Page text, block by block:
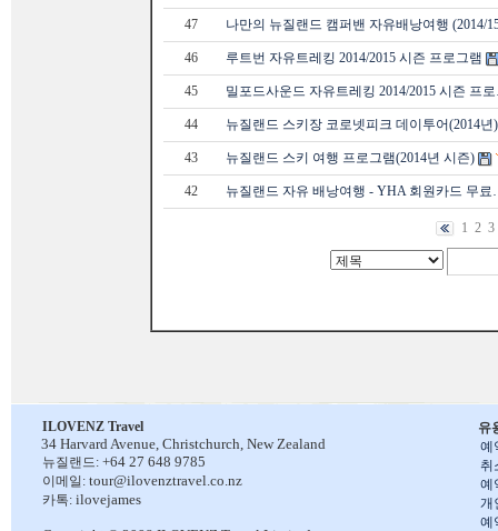
47 나만의 뉴질랜드 캠퍼밴 자유배낭여행 (2014/
46 루트번 자유트레킹 2014/2015 시즌 프로그램
45 밀포드사운드 자유트레킹 2014/2015 시즌 프
44 뉴질랜드 스키장 코로넷피크 데이투어(2014년)
43 뉴질랜드 스키 여행 프로그램(2014년 시즌)
42 뉴질랜드 자유 배낭여행 - YHA 회원카드 무
1 2 3
유
예
취
예
개
예
ILOVENZ Travel
34 Harvard Avenue, Christchurch, New Zealand
뉴질랜드: +64 27 648 9785
이메일: tour@ilovenztravel.co.nz
카톡: ilovejames